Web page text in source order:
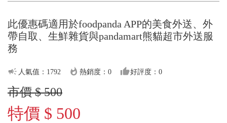
此優惠碼適用於foodpanda APP的美食外送、外
帶自取、生鮮雜貨與pandamart熊貓超市外送服
務
campaign 人氣值：1792 whatshot 熱銷度：0 thumb_up好評度：0
市價 $ 500
特價 $ 500